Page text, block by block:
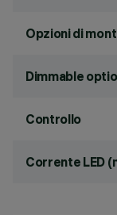
Opzioni di
Dimmable
Controllo
Corrente LED